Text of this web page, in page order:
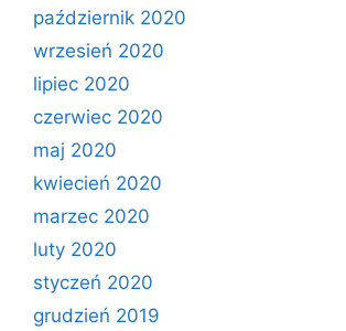
październik 2020
wrzesień 2020
lipiec 2020
czerwiec 2020
maj 2020
kwiecień 2020
marzec 2020
luty 2020
styczeń 2020
grudzień 2019